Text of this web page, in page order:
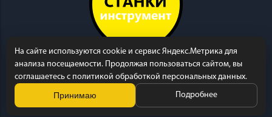
На сайте используются cookie и сервис Яндекс.Метрика для
анализа посещаемости. Продолжая пользоваться сайтом, вы
соглашаетесь с политикой обработкой персональных данных.
Принимаю Подробнее